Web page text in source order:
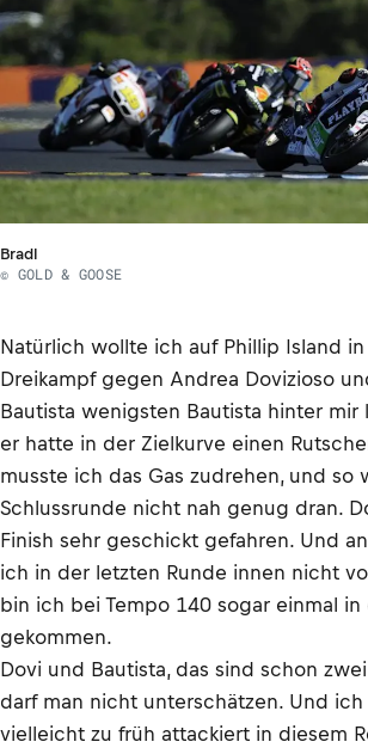
Bradl
© GOLD & GOOSE
Natürlich wollte ich auf Phillip Island
Dreikampf gegen Andrea Dovizioso
Bautista wenigsten Bautista hinter mir
er hatte in der Zielkurve einen
musste ich das Gas zudrehen, und so
Schlussrunde nicht nah genug dran.
Finish sehr geschickt gefahren. Und
ich in der letzten Runde innen nicht
bin ich bei Tempo 140 sogar einmal in
gekommen.
Dovi und Bautista, das sind schon
darf man nicht unterschätzen. Und ich
vielleicht zu früh attackiert in diesem